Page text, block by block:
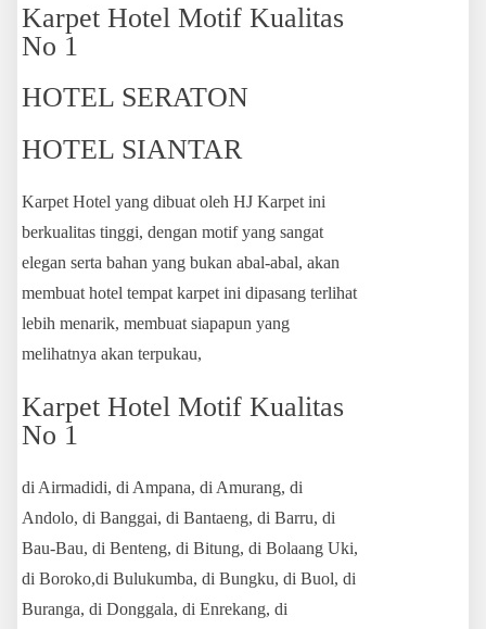
Karpet Hotel Motif Kualitas
No 1
HOTEL SERATON
HOTEL SIANTAR
Karpet Hotel yang dibuat oleh HJ Karpet ini
berkualitas tinggi, dengan motif yang sangat
elegan serta bahan yang bukan abal-abal, akan
membuat hotel tempat karpet ini dipasang terlihat
lebih menarik, membuat siapapun yang
melihatnya akan terpukau,
Karpet Hotel Motif Kualitas
No 1
di Airmadidi, di Ampana, di Amurang, di
Andolo, di Banggai, di Bantaeng, di Barru, di
Bau-Bau, di Benteng, di Bitung, di Bolaang Uki,
di Boroko,di Bulukumba, di Bungku, di Buol, di
Buranga, di Donggala, di Enrekang, di